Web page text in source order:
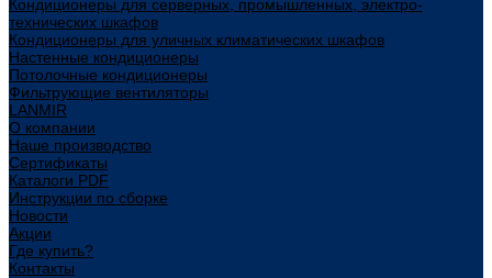
Кондиционеры для серверных, промышленных, электро-
технических шкафов
Кондиционеры для уличных климатических шкафов
Настенные кондиционеры
Потолочные кондиционеры
Фильтрующие вентиляторы
LANMIR
О компании
Наше производство
Сертификаты
Каталоги PDF
Инструкции по сборке
Новости
Акции
Где купить?
Контакты